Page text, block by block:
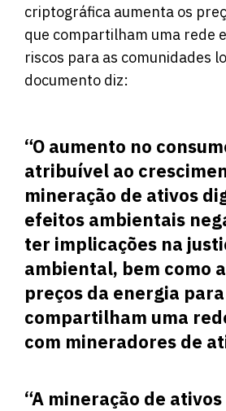
criptográfica aumenta os
que compartilham uma rede
riscos para as comunidades
documento diz:
“O aumento no
atribuível ao
mineração de ativos
efeitos ambientais
ter implicações na
ambiental, bem como
preços da energia
compartilham uma
com mineradores de
“A mineração de